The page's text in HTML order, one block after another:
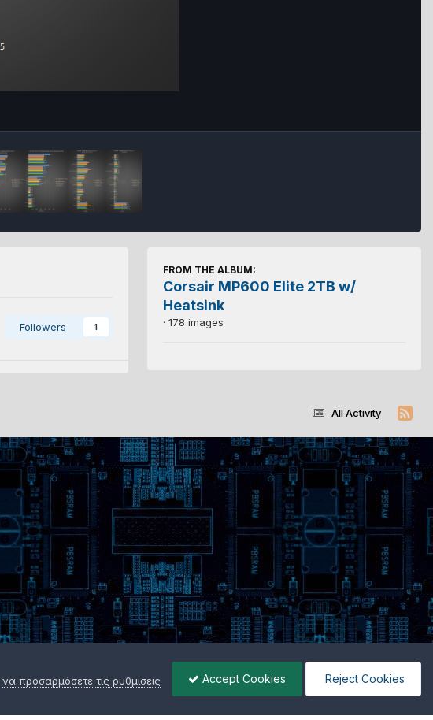
Followers 1
FROM THE ALBUM:
Corsair MP600 Elite 2TB w/
Heatsink
· 178 images
All Activity
να προσαρμόσετε τις ρυθμίσεις
Accept Cookies Reject Cookies